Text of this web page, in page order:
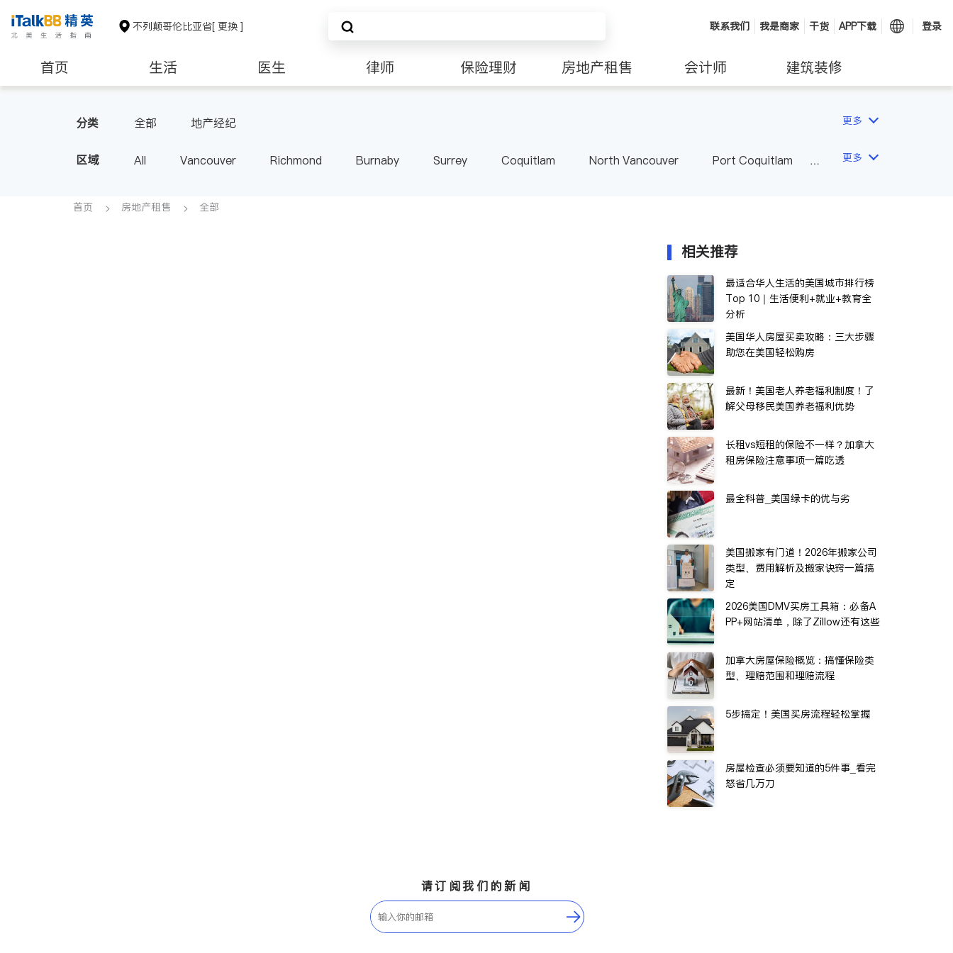
不列颠哥伦比亚省[ 更换 ] 联系我们 我是商家 干货 APP下载 登录
首页 生活 医生 律师 保险理财 房地产租售 会计师 建筑装修
分类 全部 地产经纪 更多
区域 All Vancouver Richmond Burnaby Surrey Coquitlam North Vancouver
Port Coquitlam
BC - Other Cities
更多
首页 房地产租售 全部
相关推荐
最适合华人生活的美国城市排行榜
Top 10｜生活便利+就业+教育全
分析
美国华人房屋买卖攻略：三大步骤
助您在美国轻松购房
最新！美国老人养老福利制度！了
解父母移民美国养老福利优势
长租vs短租的保险不一样？加拿大
租房保险注意事项一篇吃透
最全科普_美国绿卡的优与劣
美国搬家有门道！2026年搬家公司
类型、费用解析及搬家诀窍一篇搞
定
2026美国DMV买房工具箱：必备A
PP+网站清单，除了Zillow还有这些
加拿大房屋保险概览：搞懂保险类
型、理赔范围和理赔流程
5步搞定！美国买房流程轻松掌握
房屋检查必须要知道的5件事_看完
怒省几万刀
请订阅我们的新闻